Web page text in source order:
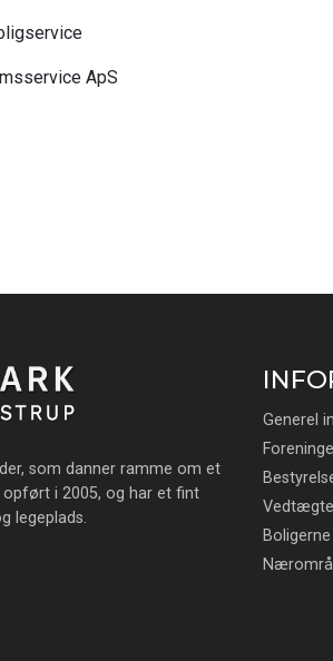
ApS
som danner ramme om et
opført i 2005, og har et fint
legeplads.
Generel
Boligerne